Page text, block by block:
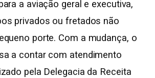
a aviação geral e executiva,
privados ou fretados não
porte. Com a mudança, o
a contar com atendimento
pela Delegacia da Receita